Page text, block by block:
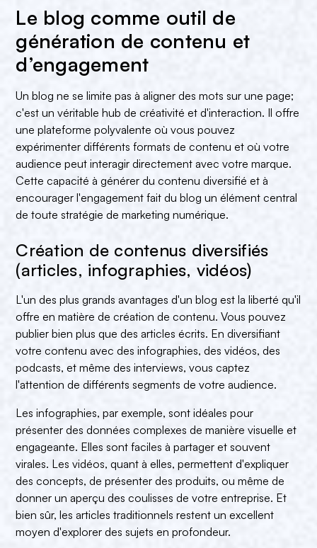
Le blog comme outil de
génération de contenu et
d’engagement
Un blog ne se limite pas à aligner des mots sur une page;
c'est un véritable hub de créativité et d'interaction. Il offre
une plateforme polyvalente où vous pouvez
expérimenter différents formats de contenu et où votre
audience peut interagir directement avec votre marque.
Cette capacité à générer du contenu diversifié et à
encourager l'engagement fait du blog un élément central
de toute stratégie de marketing numérique.
Création de contenus diversifiés
(articles, infographies, vidéos)
L'un des plus grands avantages d'un blog est la liberté qu'il
offre en matière de création de contenu. Vous pouvez
publier bien plus que des articles écrits. En diversifiant
votre contenu avec des infographies, des vidéos, des
podcasts, et même des interviews, vous captez
l'attention de différents segments de votre audience.
Les infographies, par exemple, sont idéales pour
présenter des données complexes de manière visuelle et
engageante. Elles sont faciles à partager et souvent
virales. Les vidéos, quant à elles, permettent d'expliquer
des concepts, de présenter des produits, ou même de
donner un aperçu des coulisses de votre entreprise. Et
bien sûr, les articles traditionnels restent un excellent
moyen d'explorer des sujets en profondeur.